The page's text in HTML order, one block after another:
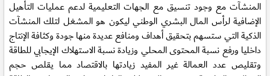
المنشآت مع وجود تنسيق مع الجهات التعليمية لدعم عمليات التأهيل
الإضافية لرأس المال البشري الوطني ليكون هو المشغل لتلك المنشآت
الذكية التي ستسهم بتحقيق أهداف ومنافع عديدة منها جودة وكثافة الإنتاج
داخليا ورفع نسبة المحتوى المحلي وزيادة نسبة الاستهلاك الإيجابي للطاقة
وتقليص عدد العمالة غير المفيد زيادتها بالاقتصاد مما يقلص حجم